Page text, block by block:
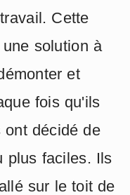
Cette
solution à
et
fois qu'ils
ont décidé de
plus faciles. Ils
sur le toit de